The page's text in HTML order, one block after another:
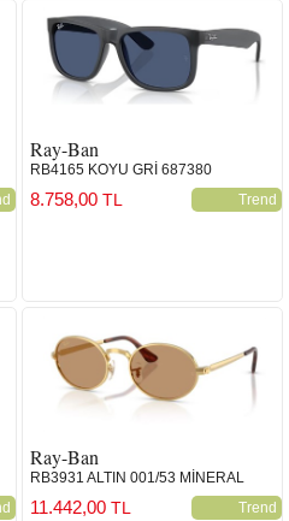
Ray-Ban
RB4165 KOYU GRİ 687380
Trend
8.758,00TL
Ray-Ban
RB3931 ALTIN 001/53 MİNERAL
Trend
11.442,00TL